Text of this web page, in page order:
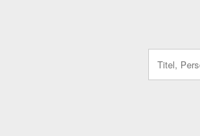
for: